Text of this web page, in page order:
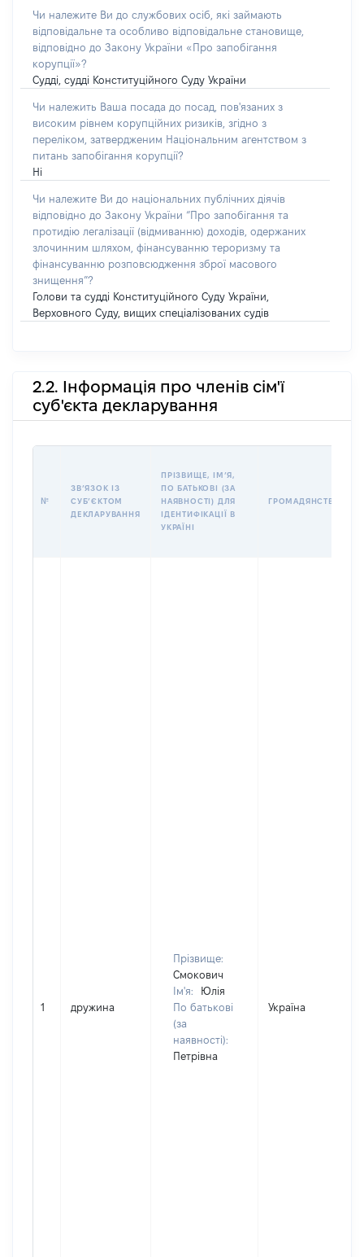
Чи належите Ви до службових осіб, які займають
відповідальне та особливо відповідальне становище,
відповідно до Закону України «Про запобігання
корупції»?
Судді, судді Конституційного Суду України
Чи належить Ваша посада до посад, пов'язаних з
високим рівнем корупційних ризиків, згідно з
переліком, затвердженим Національним агентством з
питань запобігання корупції?
Ні
Чи належите Ви до національних публічних діячів
відповідно до Закону України “Про запобігання та
протидію легалізації (відмиванню) доходів, одержаних
злочинним шляхом, фінансуванню тероризму та
фінансуванню розповсюдження зброї масового
знищення”?
Голови та судді Конституційного Суду України,
Верховного Суду, вищих спеціалізованих судів
2.2. Інформація про членів сім'ї
суб'єкта декларування
№
ЗВʼЯЗОК ІЗ
СУБʼЄКТОМ
ДЕКЛАРУВАННЯ
ПРІЗВИЩЕ, ІМʼЯ,
ПО БАТЬКОВІ (ЗА
НАЯВНОСТІ) ДЛЯ
ІДЕНТИФІКАЦІЇ В
УКРАЇНІ
ГРОМАДЯНСТВО
1 дружина
Прізвище:
Смокович
Ім'я:
Юлія
По батькові
(за
наявності):
Петрівна
Україна